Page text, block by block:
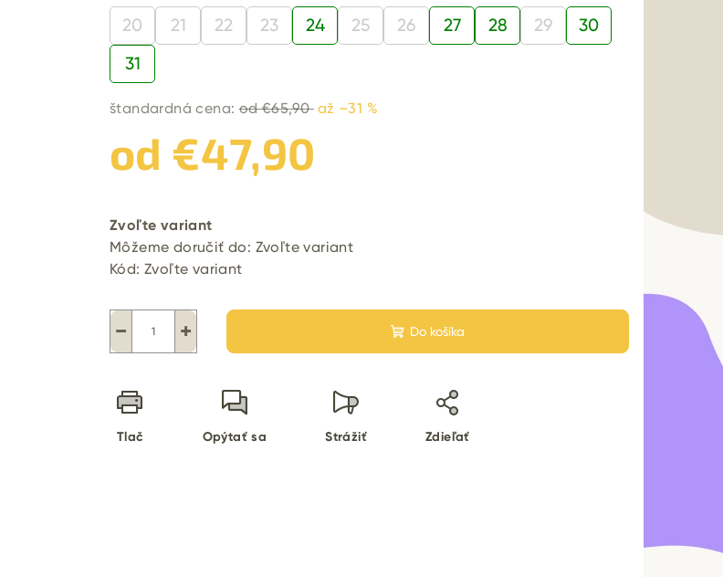
20 21 22 23 24 25 26 27 28 29
30
31
štandardná cena: od €65,90 až –31 %
od €47,90
cena:
Zvoľte variant
Môžeme doručiť do: Zvoľte variant
Kód: Zvoľte variant
+
− Do košíka
Tlač Opýtať sa Strážiť Zdieľať